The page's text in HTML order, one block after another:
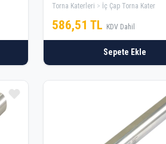
Torna Katerleri İç Çap Torna Kater
586,51 TL KDV Dahil
Sepete Ekle